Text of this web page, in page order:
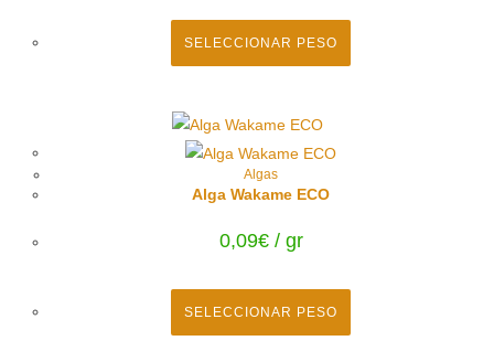
SELECCIONAR PESO
Algas
Alga Wakame ECO
0,09€/ gr
SELECCIONAR PESO